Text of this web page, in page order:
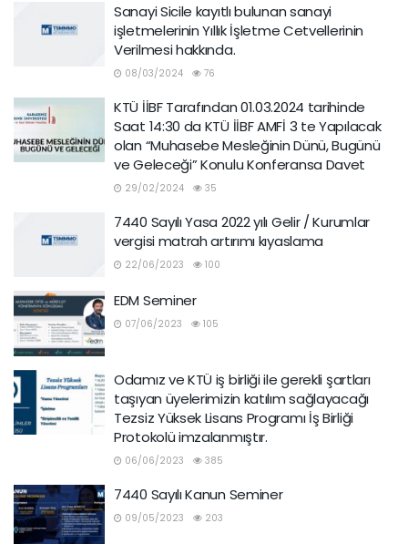
Sanayi Sicile kayıtlı bulunan sanayi
işletmelerinin Yıllık İşletme Cetvellerinin
Verilmesi hakkında.
08/03/2024 76
KTÜ İİBF Tarafından 01.03.2024 tarihinde
Saat 14:30 da KTÜ İİBF AMFİ 3 te Yapılacak
olan “Muhasebe Mesleğinin Dünü, Bugünü
ve Geleceği” Konulu Konferansa Davet
29/02/2024 35
7440 Sayılı Yasa 2022 yılı Gelir / Kurumlar
vergisi matrah artırımı kıyaslama
22/06/2023 100
EDM Seminer
07/06/2023 105
Odamız ve KTÜ iş birliği ile gerekli şartları
taşıyan üyelerimizin katılım sağlayacağı
Tezsiz Yüksek Lisans Programı İş Birliği
Protokolü imzalanmıştır.
06/06/2023 385
7440 Sayılı Kanun Seminer
09/05/2023 203